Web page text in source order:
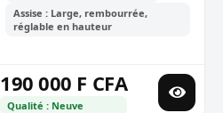
Assise : Large, rembourrée,
réglable en hauteur
190 000 F CFA
Qualité : Neuve